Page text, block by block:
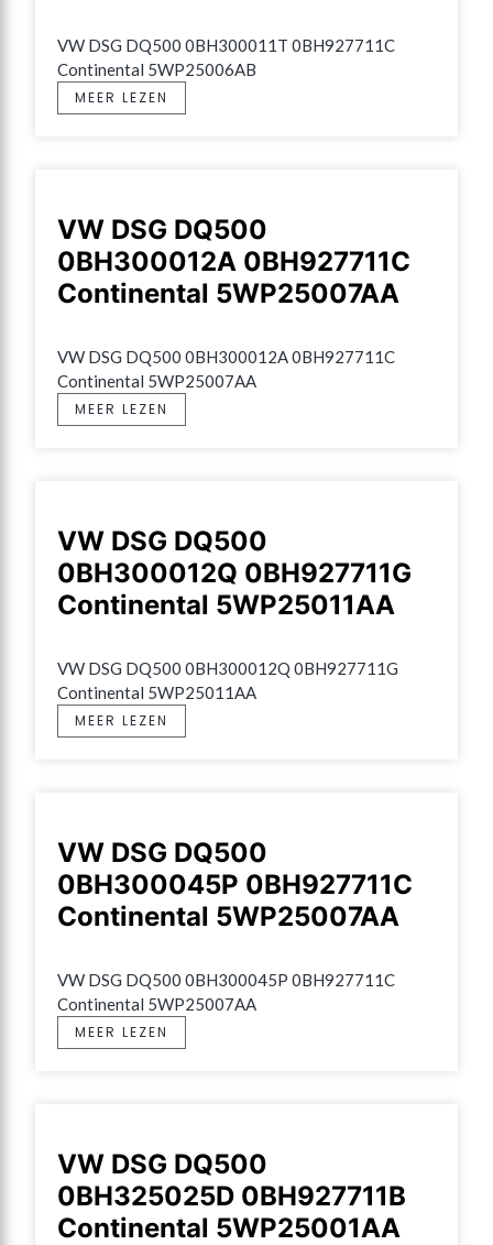
VW DSG DQ500 0BH300011T 0BH927711C
Continental 5WP25006AB
MEER LEZEN
VW DSG DQ500
0BH300012A 0BH927711C
Continental 5WP25007AA
VW DSG DQ500 0BH300012A 0BH927711C
Continental 5WP25007AA
MEER LEZEN
VW DSG DQ500
0BH300012Q 0BH927711G
Continental 5WP25011AA
VW DSG DQ500 0BH300012Q 0BH927711G
Continental 5WP25011AA
MEER LEZEN
VW DSG DQ500
0BH300045P 0BH927711C
Continental 5WP25007AA
VW DSG DQ500 0BH300045P 0BH927711C
Continental 5WP25007AA
MEER LEZEN
VW DSG DQ500
0BH325025D 0BH927711B
Continental 5WP25001AA